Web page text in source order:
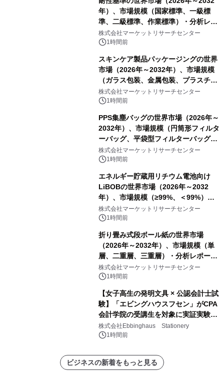
年）、市場規模（国家標準、一級標
準、二級標準、作業標準）・分析レポ
ートを発表
株式会社マーケットリサーチセンター
1時間前
スキンケア製品パッケージングの世界
市場（2026年～2032年）、市場規模
（ガラス包装、金属包装、プラスチッ
ク包装、その他）・分析レポートを発
表
株式会社マーケットリサーチセンター
1時間前
PPS集塵バッグの世界市場（2026年～
2032年）、市場規模（円筒形フィルタ
ーバッグ、平袋型フィルターバッグ、
プリーツフィルターバッグ、その
他）・分析レポートを発表
株式会社マーケットリサーチセンター
1時間前
エネルギー貯蔵用リチウム電池向け
LiBOBの世界市場（2026年～2032
年）、市場規模（≥99%、＜99%）・
分析レポートを発表
株式会社マーケットリサーチセンター
1時間前
折り畳み式段ボール紙の世界市場
（2026年～2032年）、市場規模（単
層、二重層、三重層）・分析レポート
を発表
株式会社マーケットリサーチセンター
1時間前
【女子高生の発明文具 × 公認会計士試
験】「エビングハウスフセン」がCPA
会計学院の受講生を対象に実証実験を
実施
株式会社Ebbinghaus Stationery
1時間前
ビジネスの新着をもっと見る